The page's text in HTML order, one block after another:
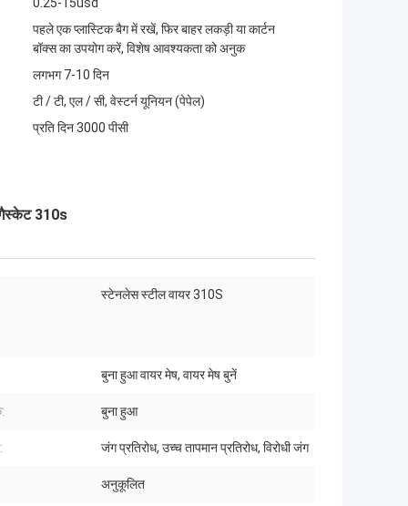
0.25-15usd
पहले एक प्लास्टिक बैग में रखें, फिर बाहर लकड़ी या कार्टन
बॉक्स का उपयोग करें, विशेष आवश्यकता को अनुक
लगभग 7-10 दिन
टी / टी, एल / सी, वेस्टर्न यूनियन (पेपेल)
प्रति दिन 3000 पीसी
गैस्केट 310s
स्टेनलेस स्टील वायर 310S
बुना हुआ वायर मेष, वायर मेष बुनें
बुना हुआ
जंग प्रतिरोध, उच्च तापमान प्रतिरोध, विरोधी जंग
अनुकूलित